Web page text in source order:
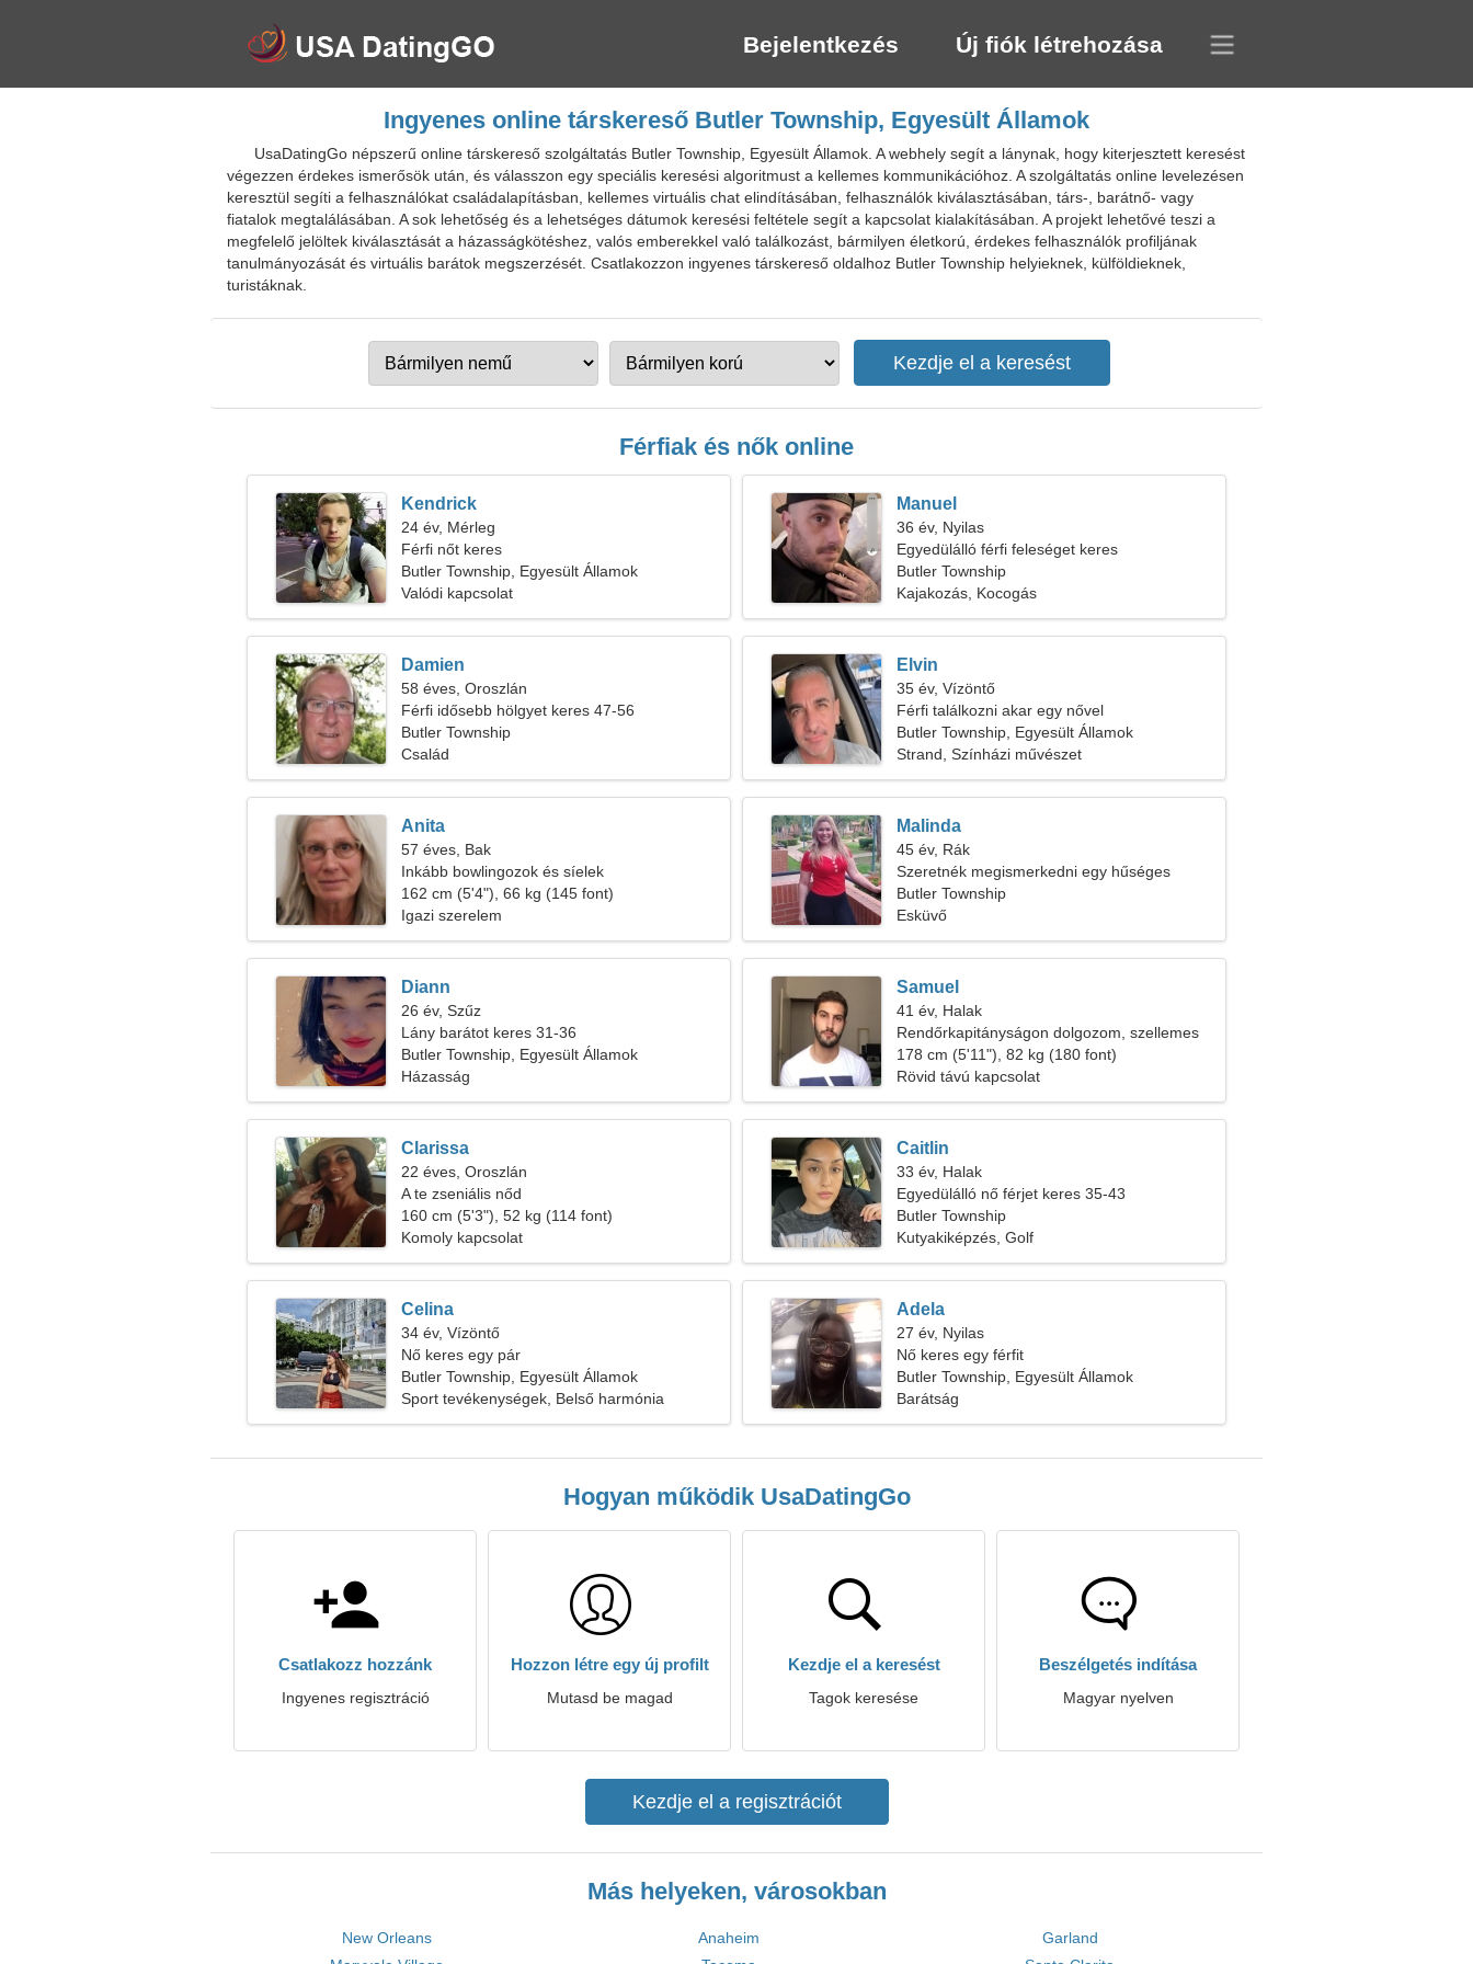
Bejelentkezés Új fiók létrehozása
Ingyenes online társkereső Butler Township, Egyesült Államok
UsaDatingGo népszerű online társkereső szolgáltatás Butler Township, Egyesült Államok. A webhely segít a lánynak, hogy kiterjesztett keresést
végezzen érdekes ismerősök után, és válasszon egy speciális keresési algoritmust a kellemes kommunikációhoz. A szolgáltatás online levelezésen
keresztül segíti a felhasználókat családalapításban, kellemes virtuális chat elindításában, felhasználók kiválasztásában, társ-, barátnő- vagy
fiatalok megtalálásában. A sok lehetőség és a lehetséges dátumok keresési feltétele segít a kapcsolat kialakításában. A projekt lehetővé teszi a
megfelelő jelöltek kiválasztását a házasságkötéshez, valós emberekkel való találkozást, bármilyen életkorú, érdekes felhasználók profiljának
tanulmányozását és virtuális barátok megszerzését. Csatlakozzon ingyenes társkereső oldalhoz Butler Township helyieknek, külföldieknek,
turistáknak.
Férfiak és nők online
Kendrick
24 év, Mérleg
Férfi nőt keres
Butler Township, Egyesült Államok
Valódi kapcsolat
Manuel
36 év, Nyilas
Egyedülálló férfi feleséget keres
Butler Township
Kajakozás, Kocogás
Damien
58 éves, Oroszlán
Férfi idősebb hölgyet keres 47-56
Butler Township
Család
Elvin
35 év, Vízöntő
Férfi találkozni akar egy nővel
Butler Township, Egyesült Államok
Strand, Színházi művészet
Anita
57 éves, Bak
Inkább bowlingozok és síelek
162 cm (5'4"), 66 kg (145 font)
Igazi szerelem
Malinda
45 év, Rák
Szeretnék megismerkedni egy hűséges
férfival
Butler Township
Esküvő
Diann
26 év, Szűz
Lány barátot keres 31-36
Butler Township, Egyesült Államok
Házasság
Samuel
41 év, Halak
Rendőrkapitányságon dolgozom, szellemes
nőt keresek
178 cm (5'11"), 82 kg (180 font)
Rövid távú kapcsolat
Clarissa
22 éves, Oroszlán
A te zseniális nőd
160 cm (5'3"), 52 kg (114 font)
Komoly kapcsolat
Caitlin
33 év, Halak
Egyedülálló nő férjet keres 35-43
Butler Township
Kutyakiképzés, Golf
Celina
34 év, Vízöntő
Nő keres egy pár
Butler Township, Egyesült Államok
Sport tevékenységek, Belső harmónia
Adela
27 év, Nyilas
Nő keres egy férfit
Butler Township, Egyesült Államok
Barátság
Hogyan működik UsaDatingGo
Csatlakozz hozzánk
Ingyenes regisztráció
Hozzon létre egy új profilt
Mutasd be magad
Kezdje el a keresést
Tagok keresése
Beszélgetés indítása
Magyar nyelven
Kezdje el a regisztrációt
Más helyeken, városokban
New Orleans Anaheim
Garland